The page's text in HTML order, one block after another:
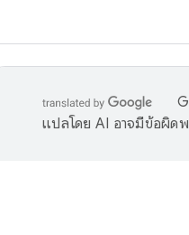
แปลโดย AI อาจมีข้อผิดพ